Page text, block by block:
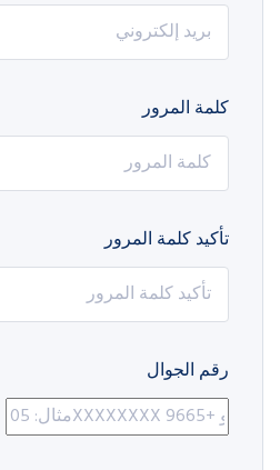
كلمة المرور
تأكيد كلمة المرور
رقم الجوال